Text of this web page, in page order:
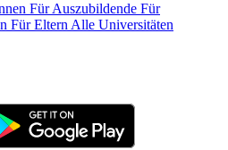
Für Auszubildende Für
Für Eltern Alle Universitäten